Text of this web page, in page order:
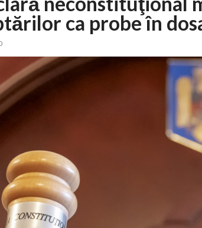
noi locuri în creșe... 15/07/2026
Zlatna prin Programul...
un colet și ascu...
pentru protejar...
național al zonelor pri...
ca probe în